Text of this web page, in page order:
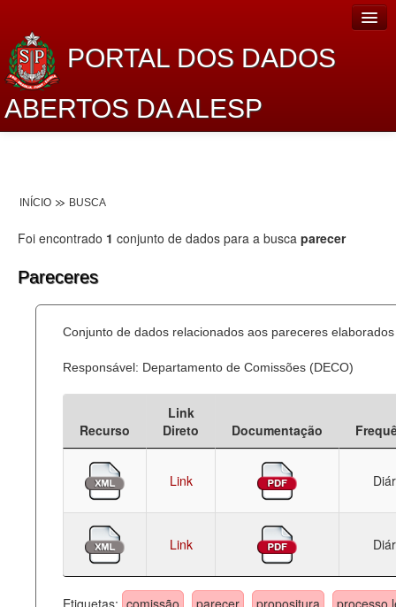
PORTAL DOS DADOS
ABERTOS DA ALESP
Lei de Acesso à Informação
Dados Governamentais Abertos
Processo Legislativo
Deputados Estaduais
Administração
Legislação
Perguntas frequentes
Contato
INÍCIO BUSCA
Foi encontrado 1 conjunto de dados para a busca parecer
Pareceres
Conjunto de dados relacionados aos pareceres
Responsável: Departamento de Comissões (DECO)
Recurso
Link
Direto
Documentação
Link
Link
Etiquetas: comissão parecer propositura processo